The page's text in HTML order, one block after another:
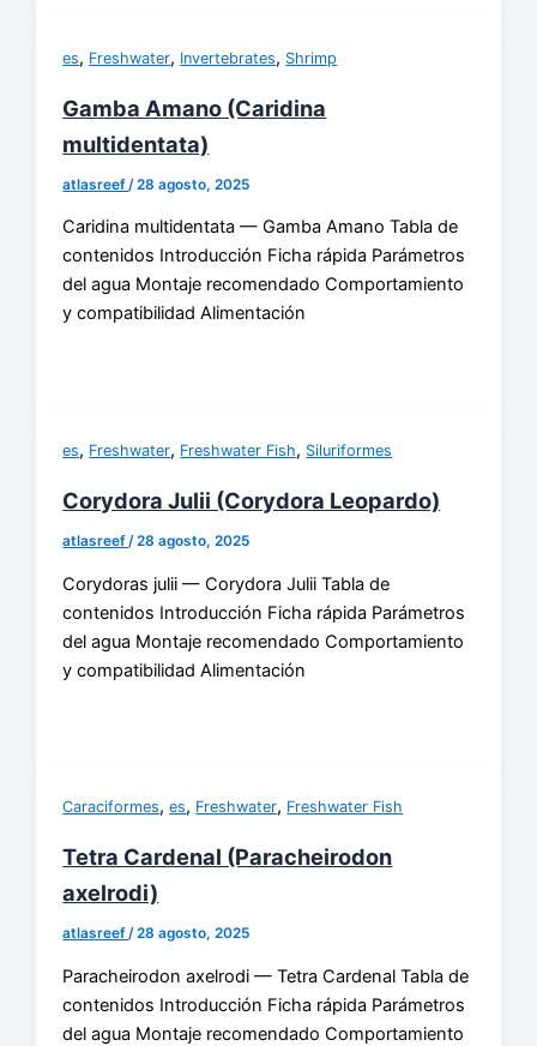
es, Freshwater, Invertebrates, Shrimp
Gamba Amano (Caridina
multidentata)
atlasreef /28 agosto, 2025
Caridina multidentata — Gamba Amano Tabla de
contenidos Introducción Ficha rápida Parámetros
del agua Montaje recomendado Comportamiento
y compatibilidad Alimentación
es, Freshwater, Freshwater Fish, Siluriformes
Corydora Julii (Corydora Leopardo)
atlasreef/28 agosto, 2025
Corydoras julii — Corydora Julii Tabla de
contenidos Introducción Ficha rápida Parámetros
del agua Montaje recomendado Comportamiento
y compatibilidad Alimentación
Caraciformes,es, Freshwater, Freshwater Fish
Tetra Cardenal (Paracheirodon
axelrodi)
atlasreef/28 agosto, 2025
Paracheirodon axelrodi — Tetra Cardenal Tabla de
contenidos Introducción Ficha rápida Parámetros
del agua Montaje recomendado Comportamiento